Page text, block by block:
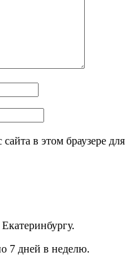
в этом браузере для
7 дней в неделю.